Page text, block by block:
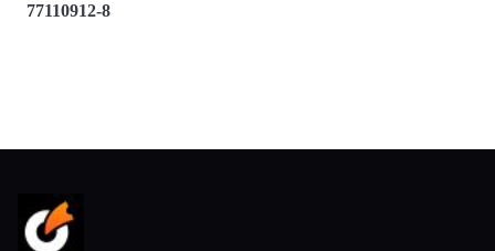
77110912-8